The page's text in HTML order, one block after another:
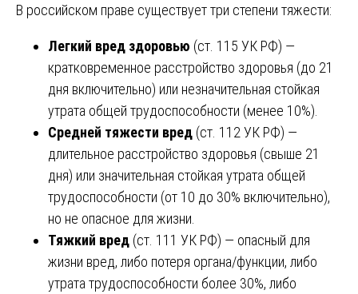
В российском праве существует три степени тяжести:
Легкий вред здоровью (ст. 115 УК РФ) —
кратковременное расстройство здоровья (до 21
дня включительно) или незначительная стойкая
утрата общей трудоспособности (менее 10%).
Средней тяжести вред (ст. 112 УК РФ) —
длительное расстройство здоровья (свыше 21
дня) или значительная стойкая утрата общей
трудоспособности (от 10 до 30% включительно),
но не опасное для жизни.
Тяжкий вред (ст. 111 УК РФ) — опасный для
жизни вред, либо потеря органа/функции, либо
утрата трудоспособности более 30%, либо